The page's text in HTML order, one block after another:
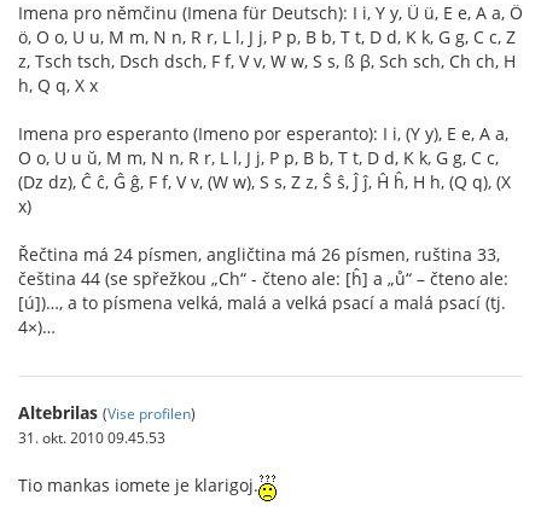
Imena pro němčinu (Imena für Deutsch): I i, Y y, Ü ü, E e, A a, Ö
ö, O o, U u, M m, N n, R r, L l, J j, P p, B b, T t, D d, K k, G g, C c, Z
z, Tsch tsch, Dsch dsch, F f, V v, W w, S s, ß β, Sch sch, Ch ch, H
h, Q q, X x
Imena pro esperanto (Imeno por esperanto): I i, (Y y), E e, A a,
O o, U u ŭ, M m, N n, R r, L l, J j, P p, B b, T t, D d, K k, G g, C c,
(Dz dz), Ĉ ĉ, Ĝ ĝ, F f, V v, (W w), S s, Z z, Ŝ ŝ, Ĵ ĵ, Ĥ ĥ, H h, (Q q), (X
x)
Řečtina má 24 písmen, angličtina má 26 písmen, ruština 33,
čeština 44 (se spřežkou „Ch“ - čteno ale: [ĥ] a „ů“ – čteno ale:
[ú])…, a to písmena velká, malá a velká psací a malá psací (tj.
4×)…
Altebrilas (Vise profilen)
31. okt. 2010 09.45.53
Tio mankas iomete je klarigoj.